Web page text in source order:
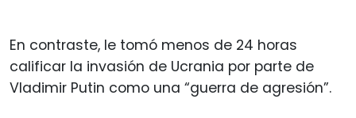
En contraste, le tomó menos de 24 horas
calificar la invasión de Ucrania por parte de
Vladimir Putin como una “guerra de agresión”.